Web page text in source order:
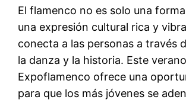
El flamenco no es solo una
una expresión cultural rica y
conecta a las personas a través
la danza y la historia. Este
Expoflamenco ofrece una
para que los más jóvenes se